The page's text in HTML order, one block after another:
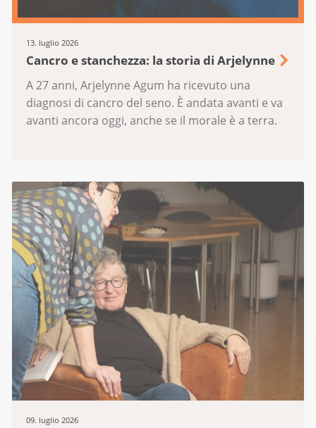
13. luglio 2026
Cancro e stanchezza: la storia di Arjelynne
A 27 anni, Arjelynne Agum ha ricevuto una
diagnosi di cancro del seno. È andata avanti e va
avanti ancora oggi, anche se il morale è a terra.
09. luglio 2026